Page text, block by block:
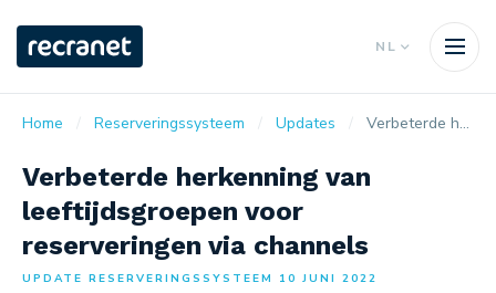
NL
Home Reserveringssysteem Updates Verbeterde herkenning van leeftijdsgroepen voor reserveringen via channels
Verbeterde herkenning van
leeftijdsgroepen voor
reserveringen via channels
UPDATE RESERVERINGSSYSTEEM 10 JUNI 2022